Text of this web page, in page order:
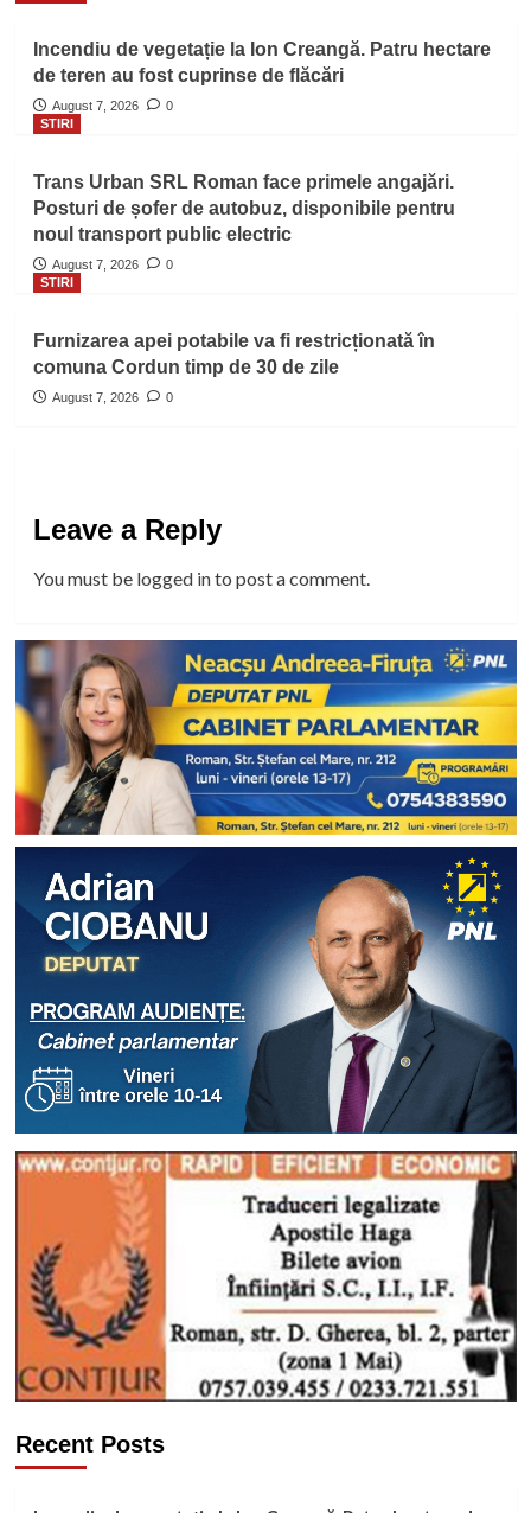
Incendiu de vegetație la Ion Creangă. Patru hectare
de teren au fost cuprinse de flăcări
August 7, 2026
0
STIRI
Trans Urban SRL Roman face primele angajări.
Posturi de șofer de autobuz, disponibile pentru
noul transport public electric
August 7, 2026
0
STIRI
Furnizarea apei potabile va fi restricționată în
comuna Cordun timp de 30 de zile
August 7, 2026 0
Leave a Reply
You must be logged into post a comment.
Recent Posts